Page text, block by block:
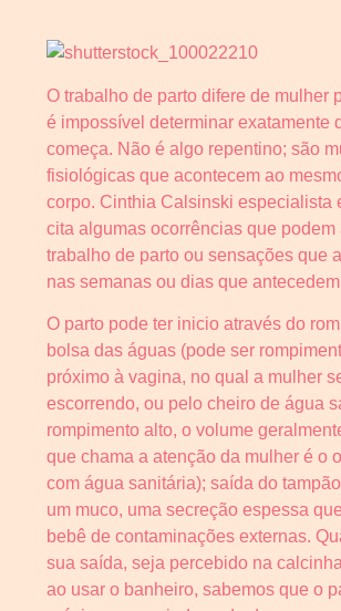
O trabalho de parto difere de mulher
é impossível determinar exatamente
começa. Não é algo repentino; são
fisiológicas que acontecem ao
corpo. Cinthia Calsinski especialista
cita algumas ocorrências que podem
trabalho de parto ou sensações que
nas semanas ou dias que
O parto pode ter inicio através do
bolsa das águas (pode ser
próximo à vagina, no qual a mulher
escorrendo, ou pelo cheiro de água
rompimento alto, o volume
que chama a atenção da mulher é o
com água sanitária); saída do
um muco, uma secreção espessa
bebê de contaminações externas.
sua saída, seja percebido na
ao usar o banheiro, sabemos que o